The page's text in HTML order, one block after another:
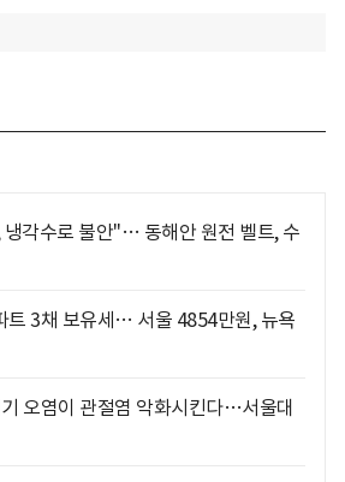
냉각수로 불안"… 동해안 원전 벨트, 수
트 3채 보유세… 서울 4854만원, 뉴욕
오염이 관절염 악화시킨다…서울대